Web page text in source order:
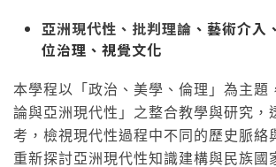
亞洲現代性、批判理論 、藝術介入
位治理、視覺文化
本學程以「政治、美學、倫理」為主題
論與亞洲現代性」之整合教學與研究，
考，檢視現代性過程中不同的歷史脈絡
重新探討亞洲現代性知識建構與民族國